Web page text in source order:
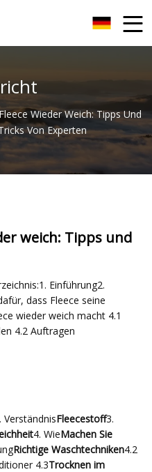
Wieder Weich: Tipps Und
Von Experten
weich: Tipps und
Einführung2.
dass Fleece seine
wieder weich macht 4.1
4.2 Auftragen
VerständnisFleecestoff3.
4. WieMachen Sie
Richtige Waschtechniken4.2
4.3Trocknen im